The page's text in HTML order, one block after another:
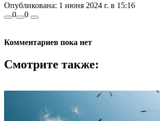
Опубликована: 1 июня 2024 г. в 15:16
0
0
Комментариев пока нет
Смотрите также: